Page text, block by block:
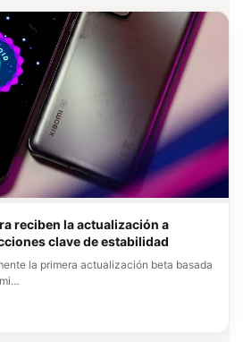
reciben la actualización a
clave de estabilidad
la primera actualización beta basada